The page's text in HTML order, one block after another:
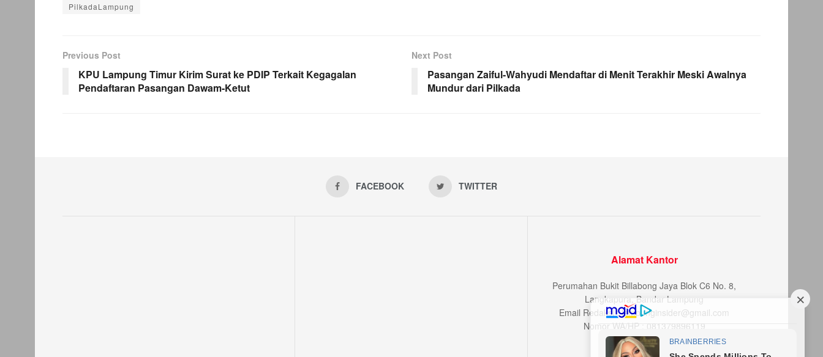
PilkadaLampung
Previous Post
KPU Lampung Timur Kirim Surat ke PDIP Terkait Kegagalan
Pendaftaran Pasangan Dawam-Ketut
Next Post
Pasangan Zaiful-Wahyudi Mendaftar di Menit Terakhir Meski Awalnya
Mundur dari Pilkada
FACEBOOK TWITTER
Alamat Kantor
Perumahan Bukit Billabong Jaya Blok C6 No. 8,
Langkapura, Bandar Lampung
Email Redaksi : lampunginsider@gmail.com
Nomor WA/HP : 081379896119